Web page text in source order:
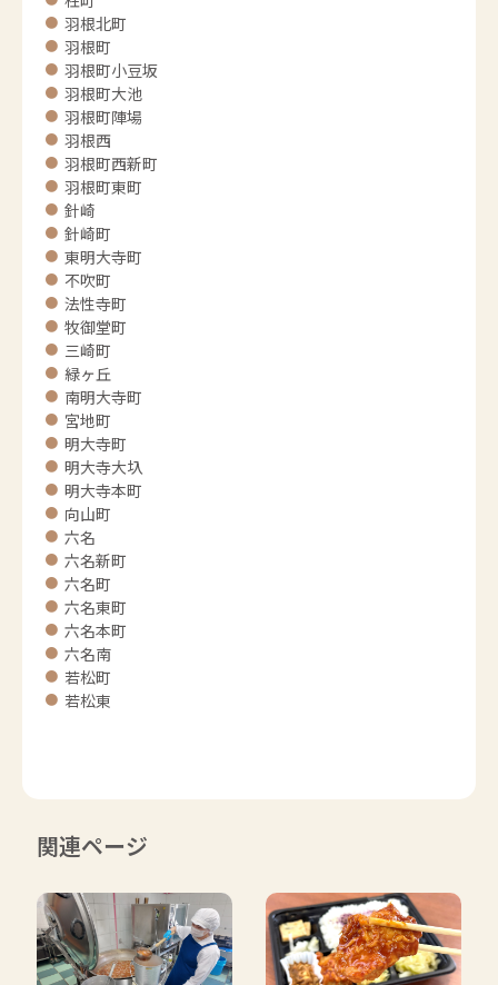
羽根北町
羽根町
羽根町小豆坂
羽根町大池
羽根町陣場
羽根西
羽根町西新町
羽根町東町
針崎
針崎町
東明大寺町
不吹町
法性寺町
牧御堂町
三崎町
緑ヶ丘
南明大寺町
宮地町
明大寺町
明大寺大圦
明大寺本町
向山町
六名
六名新町
六名町
六名東町
六名本町
六名南
若松町
若松東
関連ページ